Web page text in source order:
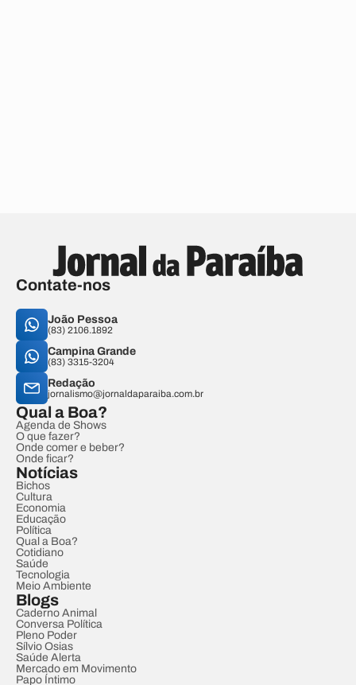
Contate-nos
João Pessoa
(83) 2106.1892
Campina Grande
(83) 3315-3204
Redação
jornalismo@jornaldaparaiba.com.br
Qual a Boa?
Agenda de Shows
O que fazer?
Onde comer e beber?
Onde ficar?
Notícias
Bichos
Cultura
Economia
Educação
Política
Qual a Boa?
Cotidiano
Saúde
Tecnologia
Meio Ambiente
Blogs
Caderno Animal
Conversa Política
Pleno Poder
Sílvio Osias
Saúde Alerta
Mercado em Movimento
Papo Íntimo